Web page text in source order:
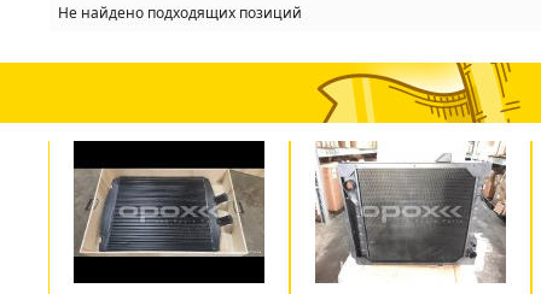
Не найдено подходящих позиций